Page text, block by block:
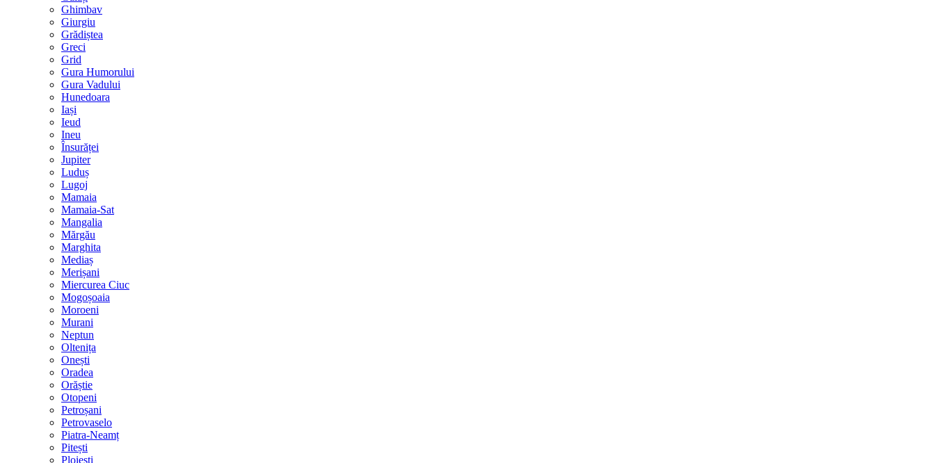
Ghimbav
Giurgiu
Grădiștea
Greci
Grid
Gura Humorului
Gura Vadului
Hunedoara
Iași
Ieud
Ineu
Însurăței
Jupiter
Luduș
Lugoj
Mamaia
Mamaia-Sat
Mangalia
Mărgău
Marghita
Mediaș
Merișani
Miercurea Ciuc
Mogoșoaia
Moroeni
Murani
Neptun
Oltenița
Onești
Oradea
Orăștie
Otopeni
Petroșani
Petrovaselo
Piatra-Neamț
Pitești
Ploiești